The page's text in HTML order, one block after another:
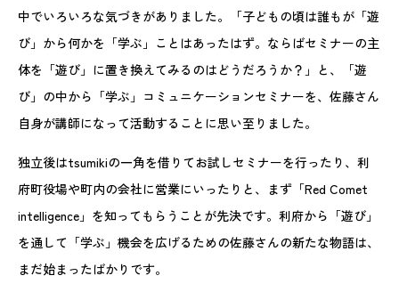
中でいろいろな気づきがありました。「子どもの頃は誰もが「遊
び」から何かを「学ぶ」ことはあったはず。ならばセミナーの主
体を「遊び」に置き換えてみるのはどうだろうか？」と、「遊
び」の中から「学ぶ」コミュニケーションセミナーを、佐藤さん
自身が講師になって活動することに思い至りました。
独立後はtsumikiの一角を借りてお試しセミナーを行ったり、利
府町役場や町内の会社に営業にいったりと、まず「Red Comet
intelligence」を知ってもらうことが先決です。利府から「遊び」
を通して「学ぶ」機会を広げるための佐藤さんの新たな物語は、
まだ始まったばかりです。